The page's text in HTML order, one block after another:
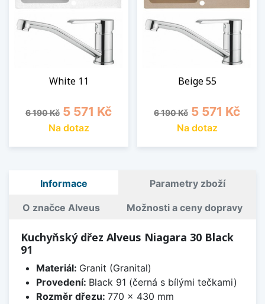
White 11
Běžná cena
6 190 Kč Cena
5 571 Kč
Na dotaz
Beige 55
Běžná cena
6 190 Kč Cena
5 571 Kč
Na dotaz
Informace Parametry zboží
O značce Alveus Možnosti a ceny dopravy
Kuchyňský dřez Alveus Niagara 30 Black
91
Materiál: Granit (Granital)
Provedení: Black 91 (černá s bílými tečkami)
Rozměr dřezu: 770 x 430 mm